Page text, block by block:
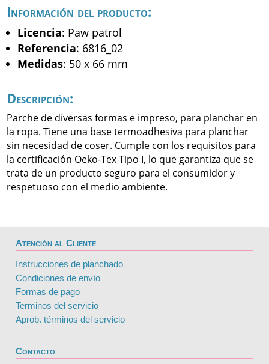
Rubble
Chase
Marshall
(6816_02)
Información del producto:
Licencia: Paw patrol
Referencia: 6816_02
Medidas: 50 x 66 mm
Descripción:
Parche de diversas formas e impreso, para planchar en
la ropa. Tiene una base termoadhesiva para planchar
sin necesidad de coser. Cumple con los requisitos para
la certificación Oeko-Tex Tipo I, lo que garantiza que se
trata de un producto seguro para el consumidor y
respetuoso con el medio ambiente.
Atención al Cliente
Instrucciones de planchado
Condiciones de envío
Formas de pago
Terminos del servicio
Aprob. términos del servicio
Contacto